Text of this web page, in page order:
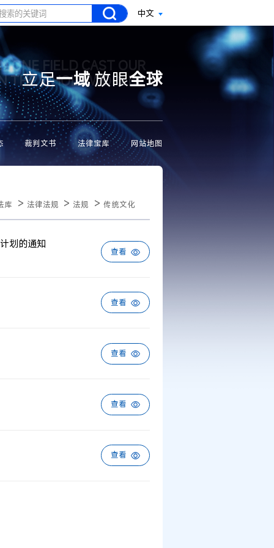
中文
ONE FIELD CAST OUR
THE WHOLE WORLD
立足一域放眼全球
裁判文书 法律宝库 网站地图
库 > 法律法规 > 法规 > 传统文化
划的通知
查看
查看
查看
查看
查看